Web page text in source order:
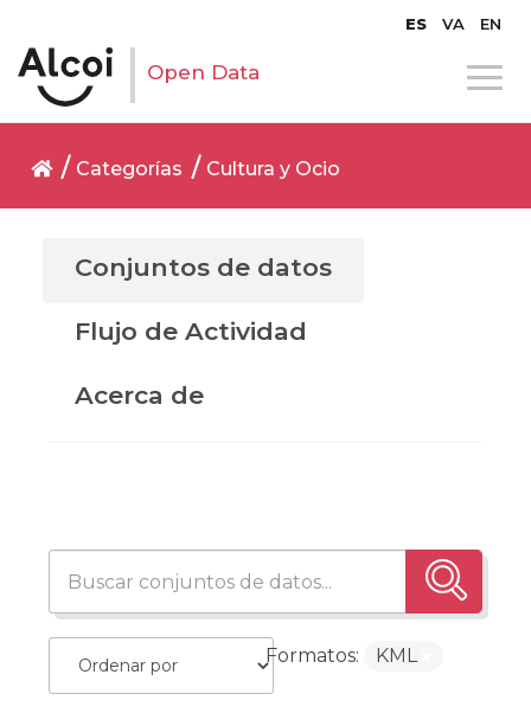
ES VA EN
Open Data
Categorías Cultura y Ocio
Conjuntos de datos
Flujo de Actividad
Acerca de
Formatos: KML